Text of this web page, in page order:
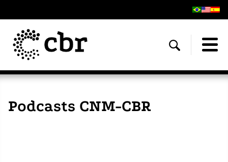
Podcasts CNM-CBR